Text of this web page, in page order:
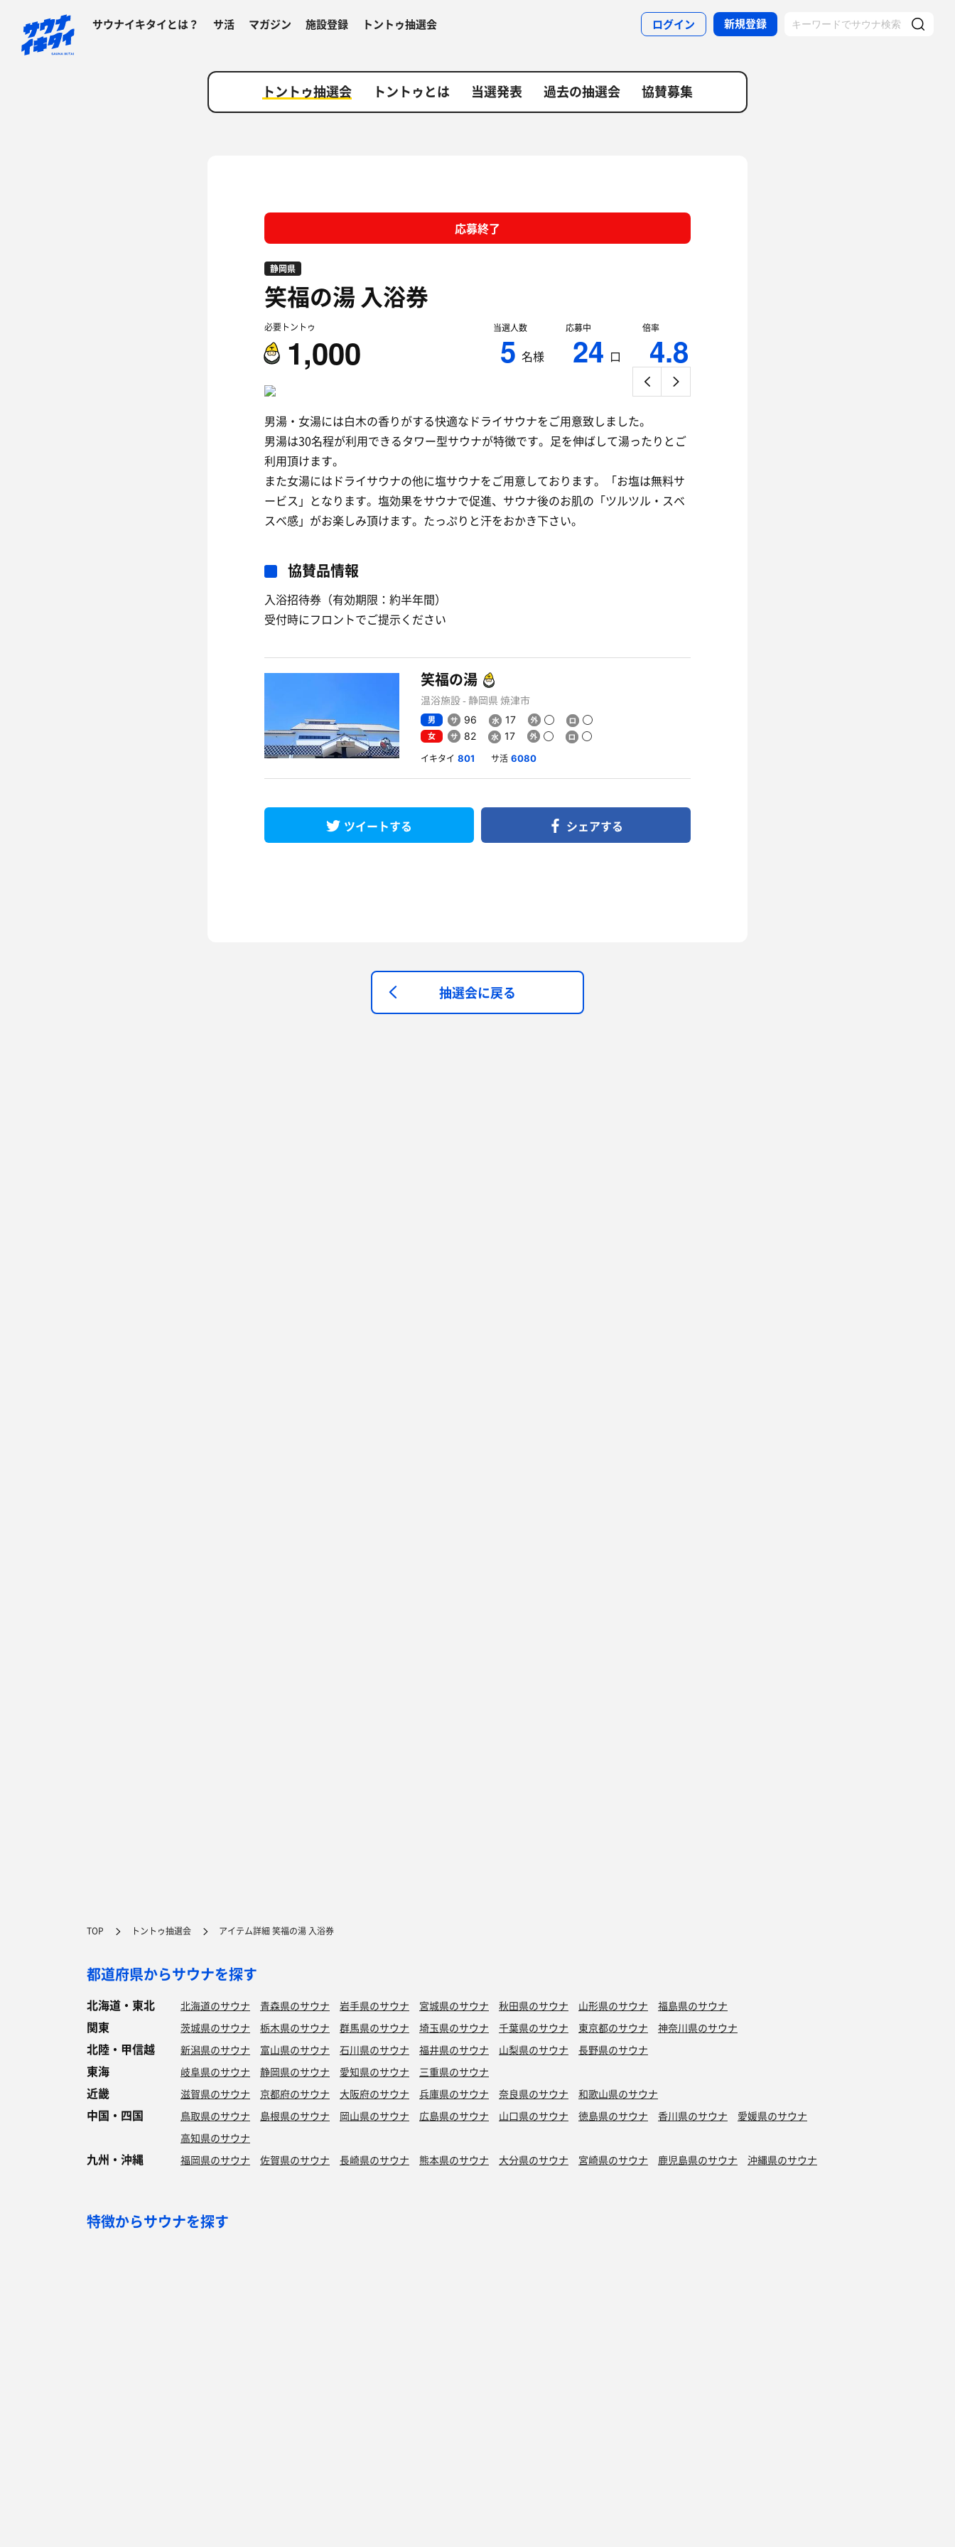
サウナイキタイとは？ サ活 マガジン 施設登録 トントゥ抽選会 ログイン 新規登録
トントゥ抽選会 トントゥとは 当選発表 過去の抽選会 協賛募集
応募終了
静岡県
笑福の湯入浴券
必要トントゥ
1,000
当選人数
5 名様
応募中
24 口
倍率
4.8
男湯・女湯には白木の香りがする快適なドライサウナをご用意致しました。
男湯は30名程が利用できるタワー型サウナが特徴です。足を伸ばして湯ったりとご
利用頂けます。
また女湯にはドライサウナの他に塩サウナをご用意しております。「お塩は無料サ
ービス」となります。塩効果をサウナで促進、サウナ後のお肌の「ツルツル・スベ
スベ感」がお楽しみ頂けます。たっぷりと汗をおかき下さい。
協賛品情報
入浴招待券（有効期限：約半年間）
受付時にフロントでご提示ください
笑福の湯
温浴施設 - 静岡県 焼津市
男 96
17
女
82 17
イキタイ 801 サ活 6080
ツイートする シェアする
抽選会に戻る
TOP トントゥ抽選会 アイテム詳細 笑福の湯 入浴券
都道府県からサウナを探す
北海道・東北 北海道のサウナ 青森県のサウナ 岩手県のサウナ 宮城県のサウナ 秋田県のサウナ 山形県のサウナ 福島県のサウナ
関東 茨城県のサウナ 栃木県のサウナ 群馬県のサウナ 埼玉県のサウナ 千葉県のサウナ 東京都のサウナ 神奈川県のサウナ
北陸・甲信越 新潟県のサウナ 富山県のサウナ 石川県のサウナ 福井県のサウナ 山梨県のサウナ 長野県のサウナ
東海 岐阜県のサウナ 静岡県のサウナ 愛知県のサウナ 三重県のサウナ
近畿 滋賀県のサウナ 京都府のサウナ 大阪府のサウナ 兵庫県のサウナ 奈良県のサウナ 和歌山県のサウナ
中国・四国 鳥取県のサウナ 島根県のサウナ 岡山県のサウナ 広島県のサウナ 山口県のサウナ 徳島県のサウナ 香川県のサウナ
愛媛県のサウナ
高知県のサウナ
九州・沖縄 福岡県のサウナ 佐賀県のサウナ 長崎県のサウナ 熊本県のサウナ 大分県のサウナ 宮崎県のサウナ 鹿児島県のサウナ 沖縄県のサウナ
特徴からサウナを探す